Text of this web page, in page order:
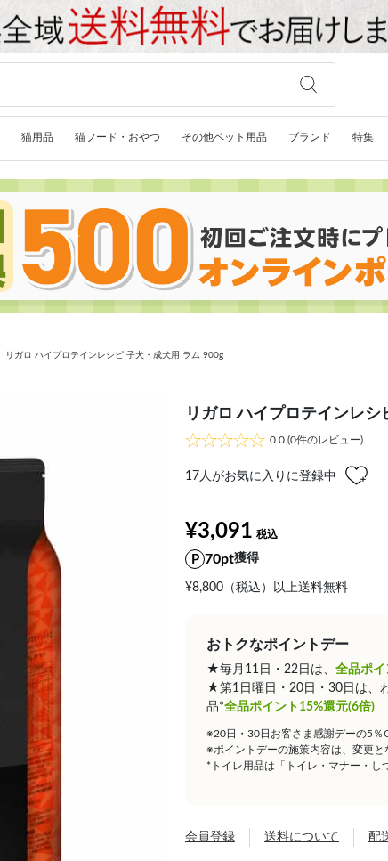
猫用品 猫フード・おやつ その他ペット用品 ブランド 特集
リガロ ハイプロテインレシピ 子犬・成犬用 ラム 900g
リガロ ハイプロテインレ
0.0 (0件のレビュー)
17人がお気に入りに登録中
¥3,091
70pt獲得
¥8,800（税込）以上送料無料
おトクなポイントデー
★毎月11日・22日は、 全品ポイ
★第1日曜日・20日・30日は、
品*全品ポイント15%還元(6倍)
※20日・30日お客さま感謝デーの5％
※ポイントデーの施策内容は、変更と
*トイレ用品は「トイレ・マナー・し
会員登録 送料について 配